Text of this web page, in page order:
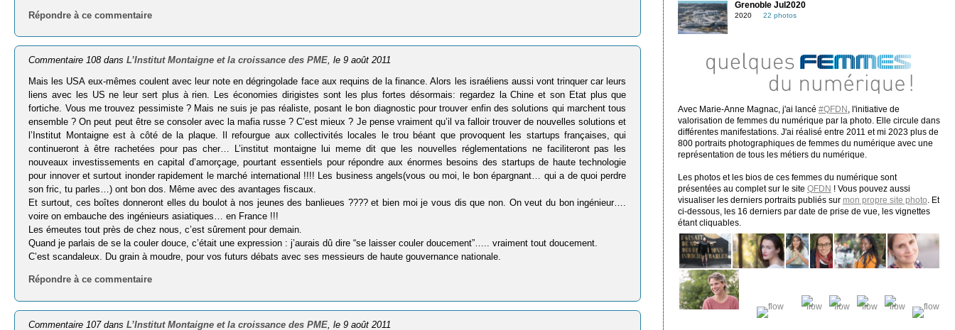
Répondre à ce commentaire
Commentaire 108 dansL’Institut Montaigne et la croissance des PME, le 9 août 2011
Mais les USA eux-mêmes coulent avec leur note en dégringolade face aux requins de la finance. Alors les israéliens aussi vont trinquer car leurs
liens avec les US ne leur sert plus à rien. Les économies dirigistes sont les plus fortes désormais: regardez la Chine et son Etat plus que
fortiche. Vous me trouvez pessimiste ? Mais ne suis je pas réaliste, posant le bon diagnostic pour trouver enfin des solutions qui marchent tous
ensemble ? On peut peut être se consoler avec la mafia russe ? C’est mieux ? Je pense vraiment qu’il va falloir trouver de nouvelles solutions et
l’Institut Montaigne est à côté de la plaque. Il refourgue aux collectivités locales le trou béant que provoquent les startups françaises, qui
continueront à être rachetées pour pas cher… L’institut montaigne lui meme dit que les nouvelles réglementations ne faciliteront pas les
nouveaux investissements en capital d’amorçage, pourtant essentiels pour répondre aux énormes besoins des startups de haute technologie
pour innover et surtout inonder rapidement le marché international !!!! Les business angels(vous ou moi, le bon épargnant… qui a de quoi perdre
son fric, tu parles…) ont bon dos. Même avec des avantages fiscaux.
Et surtout, ces boîtes donneront elles du boulot à nos jeunes des banlieues ???? et bien moi je vous dis que non. On veut du bon ingénieur….
voire on embauche des ingénieurs asiatiques… en France !!!
Les émeutes tout près de chez nous, c’est sûrement pour demain.
Quand je parlais de se la couler douce, c’était une expression : j’aurais dû dire “se laisser couler doucement”….. vraiment tout doucement.
C’est scandaleux. Du grain à moudre, pour vos futurs débats avec ses messieurs de haute gouvernance nationale.
Répondre à ce commentaire
Commentaire 107 dansL’Institut Montaigne et la croissance des PME , le 9 août 2011
Grenoble Jul2020
2020 22 photos
Avec Marie-Anne Magnac, j'ai lancé #QFDN
, l'initiative de
valorisation de femmes du numérique par la photo. Elle circule dans
différentes manifestations. J'ai réalisé entre 2011 et mi 2023 plus de
800 portraits photographiques de femmes du numérique avec une
représentation de tous les métiers du numérique.
Les photos et les bios de ces femmes du numérique sont
présentées au complet sur le site QFDN ! Vous pouvez aussi
visualiser les derniers portraits publiés sur mon propre site photo . Et
ci-dessous, les 16 derniers par date de prise de vue, les vignettes
étant cliquables.